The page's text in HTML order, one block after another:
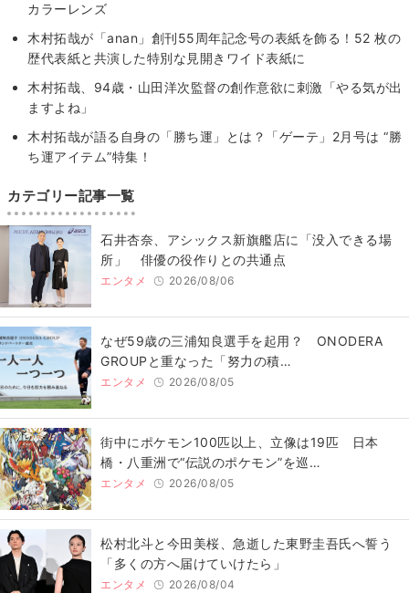
カラーレンズ
木村拓哉が「anan」創刊55周年記念号の表紙を飾る！52 枚の
歴代表紙と共演した特別な見開きワイド表紙に
木村拓哉、94歳・山田洋次監督の創作意欲に刺激「やる気が出
ますよね」
木村拓哉が語る自身の「勝ち運」とは？「ゲーテ」2月号は “勝
ち運アイテム”特集！
カテゴリー記事一覧
石井杏奈、アシックス新旗艦店に「没入できる場
所」 俳優の役作りとの共通点
エンタメ 2026/08/06
なぜ59歳の三浦知良選手を起用？ ONODERA
GROUPと重なった「努力の積…
エンタメ 2026/08/05
街中にポケモン100匹以上、立像は19匹 日本
橋・八重洲で“伝説のポケモン”を巡…
エンタメ 2026/08/05
松村北斗と今田美桜、急逝した東野圭吾氏へ誓う
「多くの方へ届けていけたら」
エンタメ 2026/08/04